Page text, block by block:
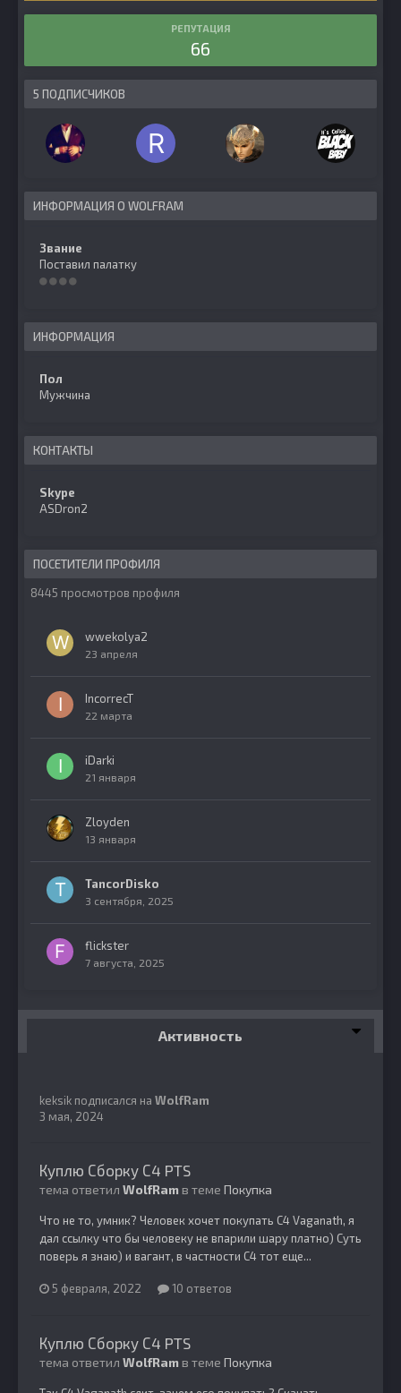
РЕПУТАЦИЯ
66
5 ПОДПИСЧИКОВ
ИНФОРМАЦИЯ О WOLFRAM
Звание
Поставил палатку
ИНФОРМАЦИЯ
Пол
Мужчина
КОНТАКТЫ
Skype
ASDron2
ПОСЕТИТЕЛИ ПРОФИЛЯ
8445 просмотров профиля
wwekolya2
23 апреля
IncorrecT
22 марта
iDarki
21 января
Zloyden
13 января
TancorDisko
3 сентября, 2025
flickster
7 августа, 2025
Активность
keksik подписался на WolfRam
3 мая, 2024
Куплю Сборку С4 PTS
тема ответил WolfRam в теме Покупка
Что не то, умник? Человек хочет покупать С4 Vaganath, я
дал ссылку что бы человеку не впарили шару платно) Суть
поверь я знаю) и вагант, в частности С4 тот еще...
5 февраля, 2022 10 ответов
Куплю Сборку С4 PTS
тема ответил WolfRam в теме Покупка